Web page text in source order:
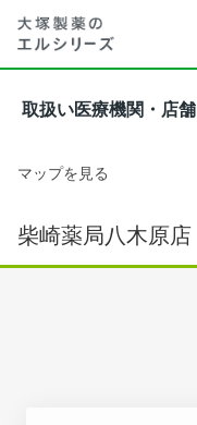
取扱い医療機関・店舗
マップを見る
柴崎薬局八木原店